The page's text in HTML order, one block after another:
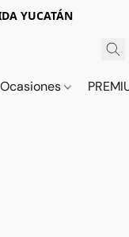
YUCATÁN
Ocasiones